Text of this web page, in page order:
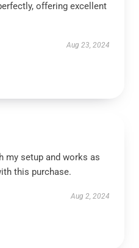
offering excellent
Aug 23, 2024
my setup and works as
this purchase.
Aug 2, 2024